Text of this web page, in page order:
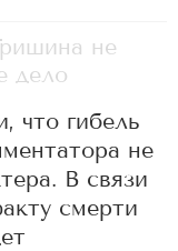
не
дело
что гибель
не
В связи
смерти